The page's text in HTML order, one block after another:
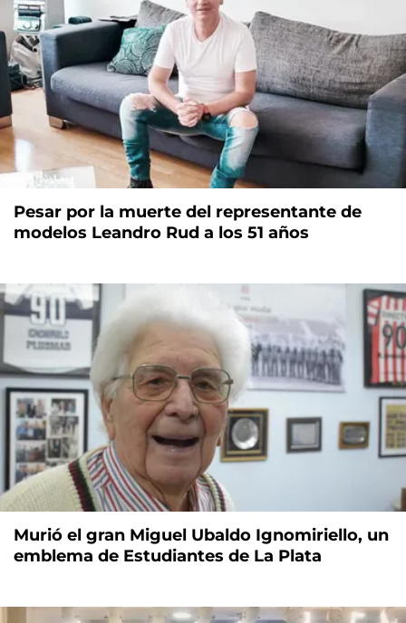
Pesar por la muerte del representante de
modelos Leandro Rud a los 51 años
Murió el gran Miguel Ubaldo Ignomiriello, un
emblema de Estudiantes de La Plata